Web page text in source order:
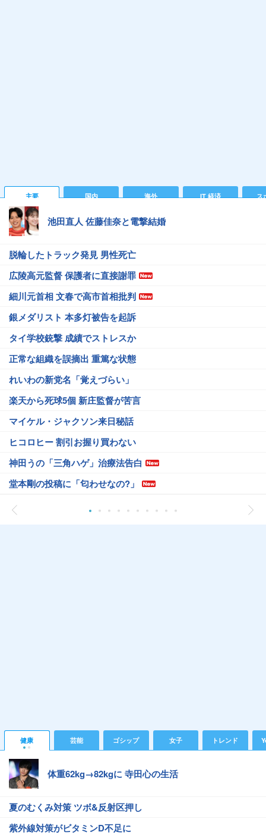
主要 国内 海外 IT 経済 ス
池田直人 佐藤佳奈と電撃結婚
脱輪したトラック発見 男性死亡
広陵高元監督 保護者に直接謝罪
細川元首相 文春で高市首相批判
銀メダリスト 本多灯被告を起訴
タイ学校銃撃 成績でストレスか
正常な組織を誤摘出 重篤な状態
れいわの新党名「覚えづらい」
楽天から死球5個 新庄監督が苦言
マイケル・ジャクソン来日秘話
ヒコロヒー 割引お握り買わない
神田うの「三角ハゲ」治療法告白
堂本剛の投稿に「匂わせなの?」
健康 芸能 ゴシップ 女子 トレンド
体重62kg→82kgに 寺田心の生活
夏のむくみ対策 ツボ&反射区押し
紫外線対策がビタミンD不足に